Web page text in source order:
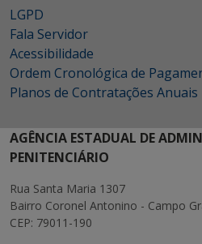
LGPD
Fala Servidor
Acessibilidade
Ordem Cronológica de
Planos de Contratações Anuais
AGÊNCIA ESTADUAL DE
PENITENCIÁRIO
Rua Santa Maria 1307
Bairro Coronel Antonino - Campo
CEP: 79011-190